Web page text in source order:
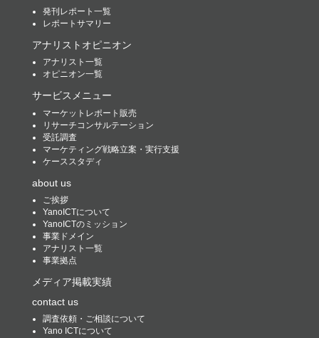
発刊レポート一覧
レポートサマリー
アナリストオピニオン
アナリスト一覧
オピニオン一覧
サービスメニュー
マーケットレポート販売
リサーチコンサルテーション
受託調査
マーケティング戦略立案・実行支援
ケーススタディ
about us
ご挨拶
YanoICTについて
YanoICTのミッション
事業ドメイン
アナリスト一覧
事業拠点
メディア掲載実績
contact us
調査依頼・ご相談について
Yano ICTについて